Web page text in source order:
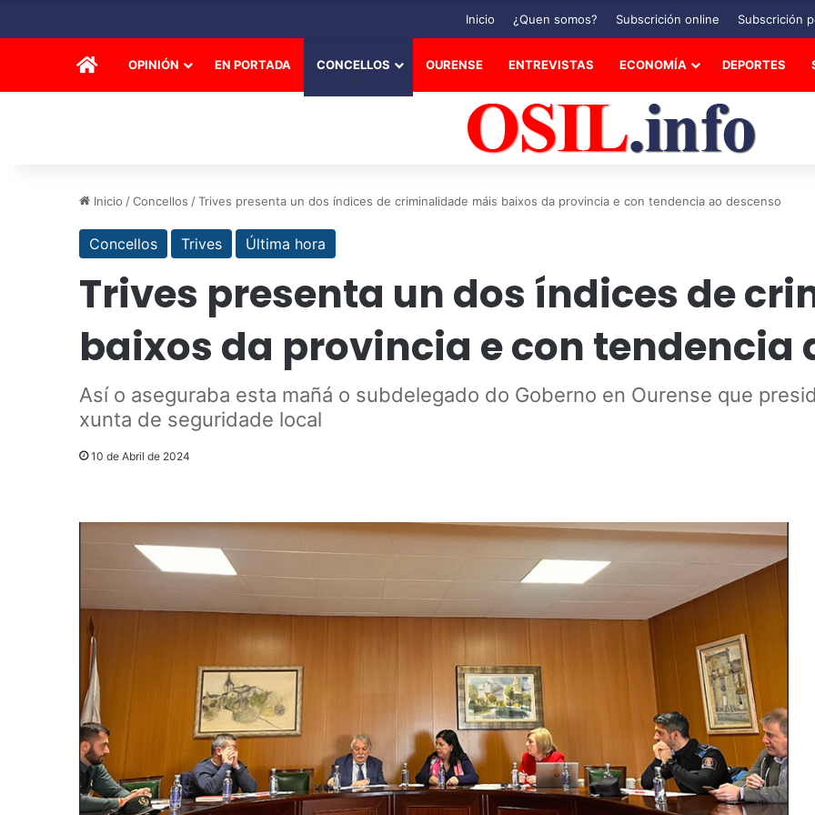
Inicio ¿Quen somos? Subscrición online Subscrición
INICIOOPINIÓN EN PORTADA CONCELLOS OURENSE ENTREVISTAS ECONOMÍA DEPORTES
Inicio /Concellos /Trives presenta un dos índices de criminalidade máis baixos da provincia e con tendencia ao descenso
Concellos Trives Última hora
Trives presenta un dos índices de
baixos da provincia e con tendencia
Así o aseguraba esta mañá o subdelegado do Goberno en Ourense que
xunta de seguridade local
10 de Abril de 2024